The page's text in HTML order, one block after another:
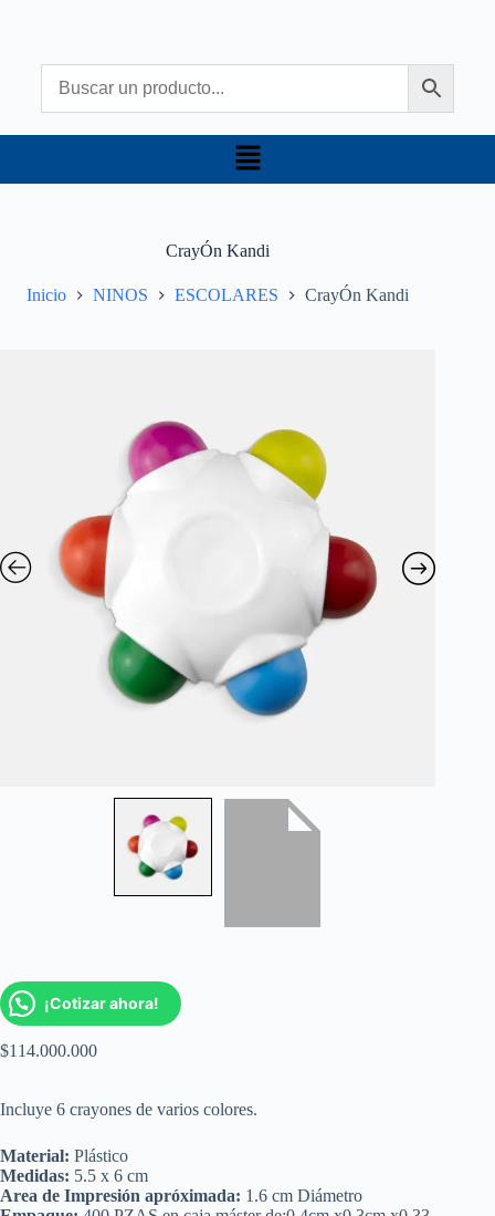
CrayÓn Kandi
Inicio NINOS ESCOLARES CrayÓn Kandi
¡Cotizar ahora!
$114.000.000
Incluye 6 crayones de varios colores.
Material: Plástico
Medidas: 5.5 x 6 cm
Area de Impresión apróximada: 1.6 cm Diámetro